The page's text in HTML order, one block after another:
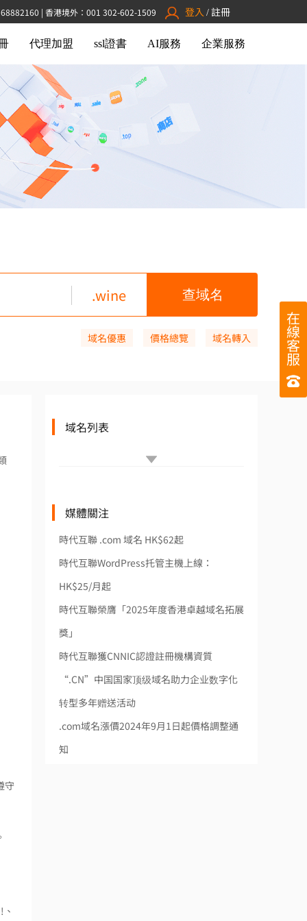
| 香港境外：001 302-602-1509 登入 / 註冊
在
線
客
服
代理加盟 ssl證書 AI服務 企業服務
.wine
域名優惠 價格總覽 域名轉入
域名列表
媒體關注
時代互聯 .com 域名 HK$62起
時代互聯WordPress托管主機上線：
HK$25/月起
時代互聯榮膺「2025年度香港卓越域名拓展
獎」
時代互聯獲CNNIC認證註冊機構資質
“.CN”中国国家顶级域名助力企业数字化
转型多年赠送活动
.com域名漲價2024年9月1日起價格調整通
知
守